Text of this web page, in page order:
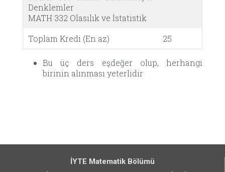
Denklemler
MATH 332 Olasılık ve İstatistik
Toplam Kredi (En az) 25
Bu üç ders eşdeğer olup, herhangi
birinin alınması yeterlidir
İYTE Matematik Bölümü